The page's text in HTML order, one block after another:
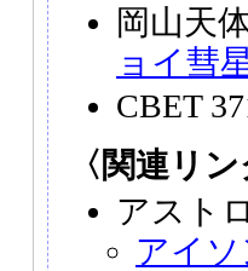
岡山天
ョイ彗
CBET
〈関連リン
アスト
アイソ